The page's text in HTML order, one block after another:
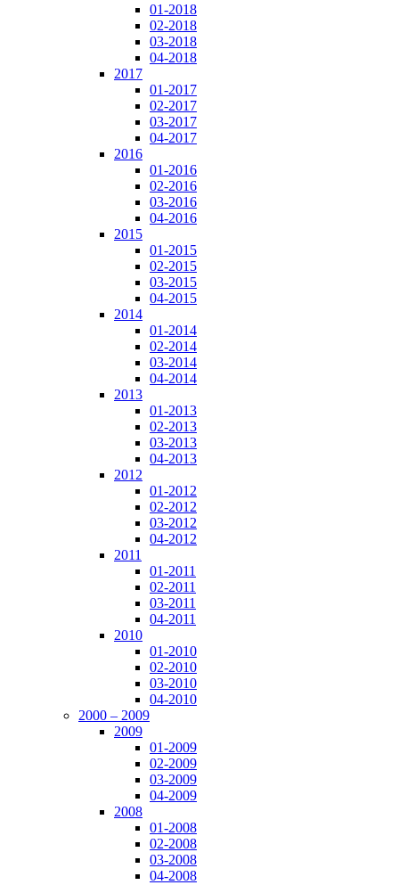
01-2018
02-2018
03-2018
04-2018
2017
01-2017
02-2017
03-2017
04-2017
2016
01-2016
02-2016
03-2016
04-2016
2015
01-2015
02-2015
03-2015
04-2015
2014
01-2014
02-2014
03-2014
04-2014
2013
01-2013
02-2013
03-2013
04-2013
2012
01-2012
02-2012
03-2012
04-2012
2011
01-2011
02-2011
03-2011
04-2011
2010
01-2010
02-2010
03-2010
04-2010
2000 – 2009
2009
01-2009
02-2009
03-2009
04-2009
2008
01-2008
02-2008
03-2008
04-2008